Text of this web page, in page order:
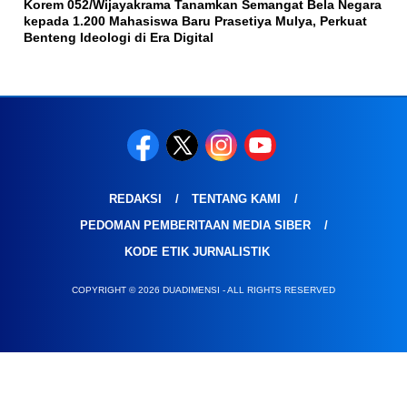
Korem 052/Wijayakrama Tanamkan Semangat Bela Negara
kepada 1.200 Mahasiswa Baru Prasetiya Mulya, Perkuat
Benteng Ideologi di Era Digital
REDAKSI
TENTANG KAMI
PEDOMAN PEMBERITAAN MEDIA SIBER
KODE ETIK JURNALISTIK
COPYRIGHT © 2026 DUADIMENSI - ALL RIGHTS RESERVED